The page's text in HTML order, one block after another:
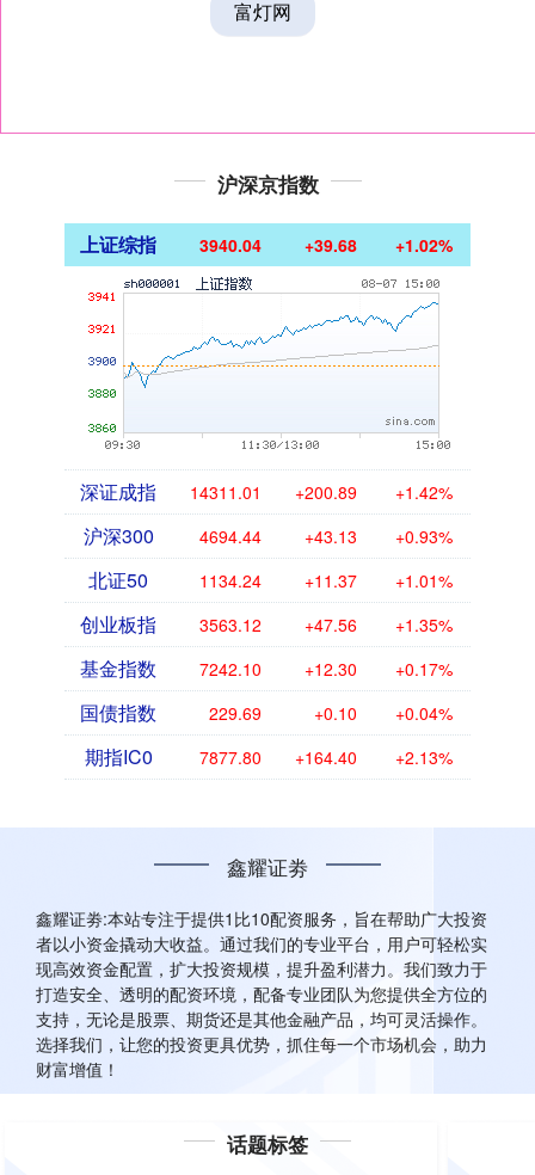
富灯网
沪深京指数
上证综指 3940.04 +39.68 +1.02%
深证成指 14311.01 +200.89 +1.42%
沪深300 4694.44 +43.13 +0.93%
北证50 1134.24 +11.37 +1.01%
创业板指 3563.12 +47.56 +1.35%
基金指数 7242.10 +12.30 +0.17%
国债指数 229.69 +0.10 +0.04%
期指IC0 7877.80 +164.40 +2.13%
鑫耀证劵
鑫耀证劵:本站专注于提供1比10配资服务，旨在帮助广大投资
者以小资金撬动大收益。通过我们的专业平台，用户可轻松实
现高效资金配置，扩大投资规模，提升盈利潜力。我们致力于
打造安全、透明的配资环境，配备专业团队为您提供全方位的
支持，无论是股票、期货还是其他金融产品，均可灵活操作。
选择我们，让您的投资更具优势，抓住每一个市场机会，助力
财富增值！
话题标签